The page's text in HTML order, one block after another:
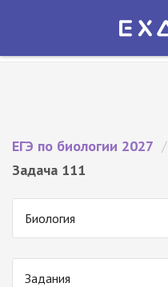
Экзамер — ЕГЭ
ЕГЭ по биологии 2027 /
Задача 111
Биология
Задания